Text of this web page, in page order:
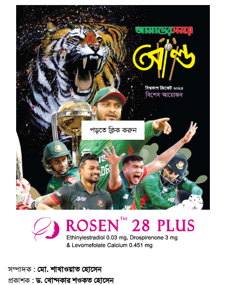
পড়তে ক্লিক করুন
সম্পাদক : মো. শাখাওয়াত হোসেন
প্রকাশক :ড. খোন্দকার শওকত হোসেন